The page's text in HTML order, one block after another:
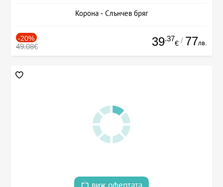
Корона - Слънчев бряг
-20%
49.08€ 39.37
€ / 77лв.
виж офертата